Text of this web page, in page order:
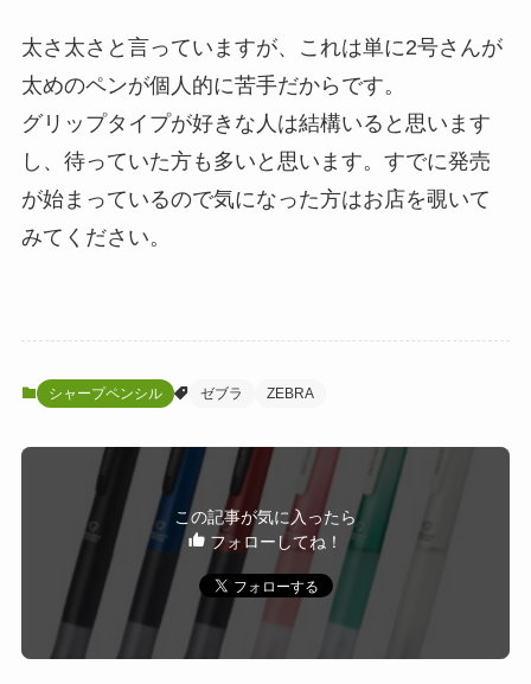
太さ太さと言っていますが、これは単に2号さんが
太めのペンが個人的に苦手だからです。
グリップタイプが好きな人は結構いると思います
し、待っていた方も多いと思います。すでに発売
が始まっているので気になった方はお店を覗いて
みてください。
シャープペンシル ゼブラ ZEBRA
この記事が気に入ったら
フォローしてね！